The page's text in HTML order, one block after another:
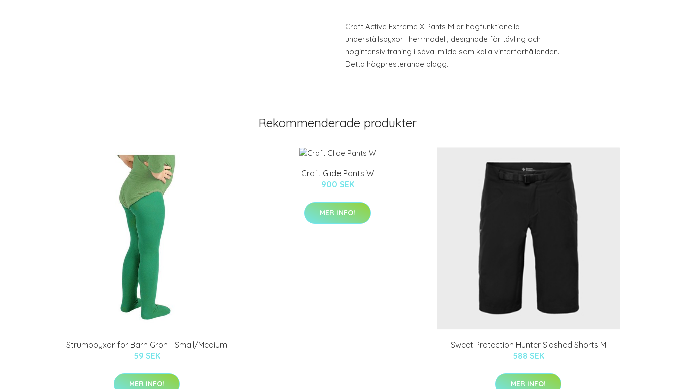
Craft Active Extreme X Pants M är högfunktionella
underställsbyxor i herrmodell, designade för tävling och
högintensiv träning i såväl milda som kalla vinterförhållanden.
Detta högpresterande plagg…
Rekommenderade produkter
Strumpbyxor för Barn Grön - Small/Medium
59 SEK
MER INFO!
Craft Glide Pants W
900 SEK
MER INFO!
Sweet Protection Hunter Slashed Shorts M
588 SEK
MER INFO!